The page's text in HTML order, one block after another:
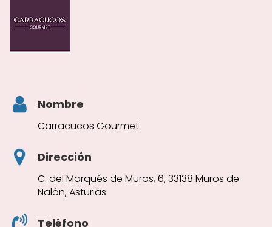
Nombre
Carracucos Gourmet
Dirección
C. del Marqués de Muros, 6, 33138 Muros de
Nalón, Asturias
Teléfono